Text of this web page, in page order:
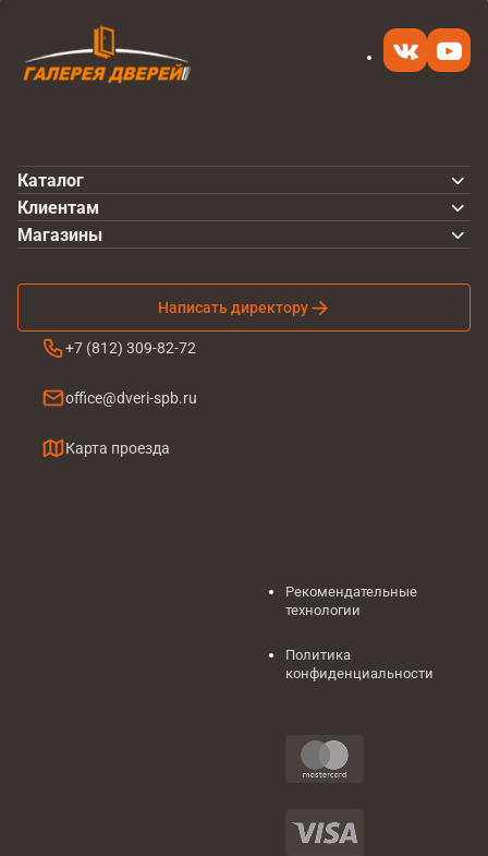
Каталог
Клиентам
Написать директору
+7 (812) 309-82-72
office@dveri-spb.ru
Карта проезда
Магазины
Рекомендательные
технологии
Политика
конфиденциальности